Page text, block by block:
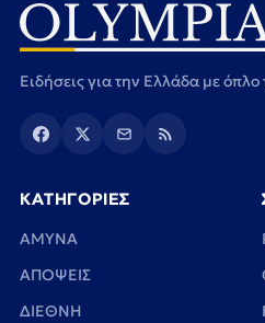
Ειδήσεις για την Ελλάδα με
ΚΑΤΗΓΟΡΙΕΣ
ΑΜΥΝΑ
ΑΠΟΨΕΙΣ
ΔΙΕΘΝΗ